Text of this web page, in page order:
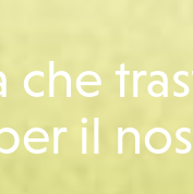
che
il